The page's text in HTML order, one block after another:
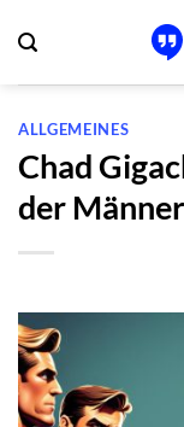
Inhalt
springen
ALLGEMEINES
Chad
der